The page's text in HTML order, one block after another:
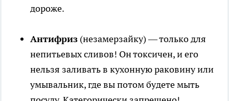
дороже.
Антифриз (незамерзайку) — только для
непитьевых сливов! Он токсичен, и его
нельзя заливать в кухонную раковину или
умывальник, где вы потом будете мыть